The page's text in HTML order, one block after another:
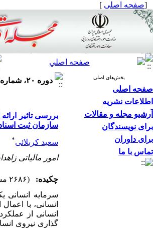
[صفحه اصلی ]
بخش‌های اصلی
صفحه اصلی
اطلاعات نشریه
آرشیو مجله و مقالات
برای نویسندگان
برای داوران
تماس با ما
دوره ۲۰، شماره ۷ و ۸ - ( مجله اقتصادی ۱۳۹۹ )
بررسی تاثیر
سازمان ثبت
سعید کربلائی*
امور مالیاتی
چکیده:
(۲۶۸۶ مشاهده)
سرمایه انسانی
انسانی، با
انسانی از
گذاری نیروی